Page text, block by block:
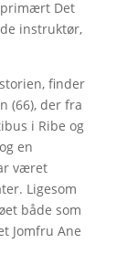
primært Det
instruktør,
finder
(66), der fra
i Ribe og
en
været
Ligesom
både som
Jomfru Ane